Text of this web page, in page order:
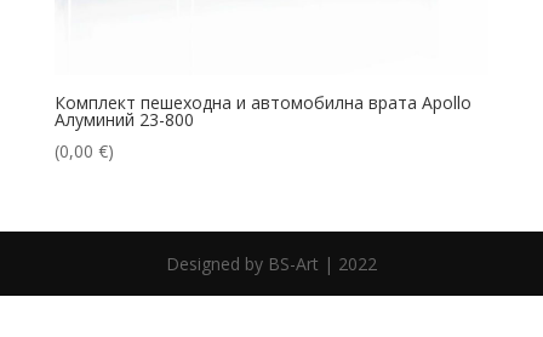
Комплект пешеходна и автомобилна врата Apollo
Алуминий 23-800
(0,00 €)
Designed by BS-Art | 2022